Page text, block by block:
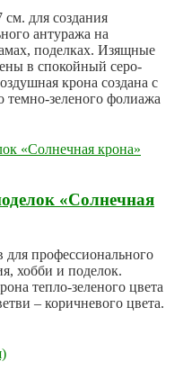
для создания
антуража на
поделках. Изящные
в спокойный серо-
крона создана с
темно-зеленого фолиажа
«Солнечная
профессионального
хобби и поделок.
тепло-зеленого цвета
– коричневого цвета.